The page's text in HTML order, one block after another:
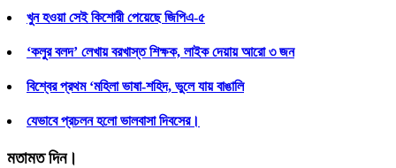
খুন হওয়া সেই কিশোরী পেয়েছে জিপিএ-৫
‘কলুর বলদ’ লেখায় বরখাস্ত শিক্ষক, লাইক দেয়ায় আরো ৩ জন
বিশ্বের প্রথম ‘মহিলা ভাষা-শহিদ, ভুলে যায় বাঙালি
যেভাবে প্রচলন হলো ভালবাসা দিবসের।
মতামত দিন।